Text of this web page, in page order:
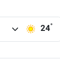
24°